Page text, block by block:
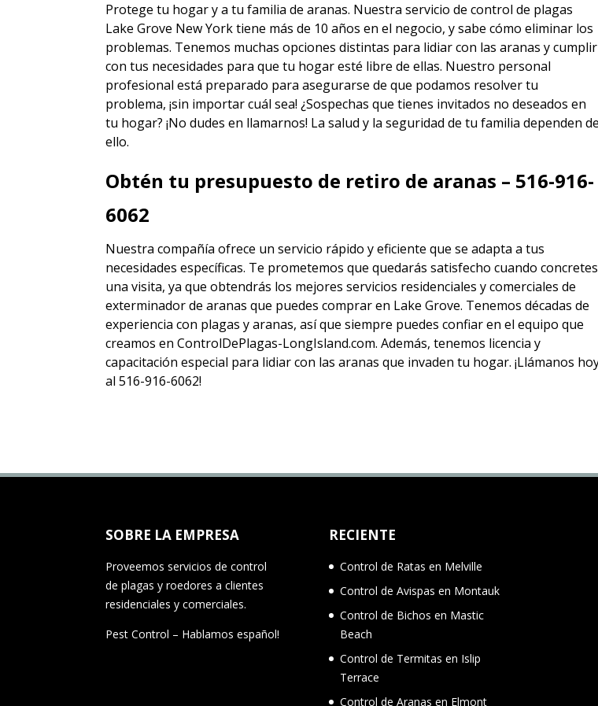
Protege tu hogar y a tu familia de aranas. Nuestra servicio decontrol de plagas
Lake Grove New Yorktiene más de 10 años en el negocio, y sabe cómo eliminar los
problemas. Tenemos muchas opciones distintas para lidiar con las aranas y cumplir
con tus necesidades para que tu hogar esté libre de ellas. Nuestro personal
profesional está preparado para asegurarse de que podamos resolver tu
problema, ¡sin importar cuál sea! ¿Sospechas que tienes invitados no deseados en
tu hogar? ¡No dudes en llamarnos! La salud y la seguridad de tu familia dependen de
ello.
Obtén tu presupuesto de retiro de aranas – 516-916-
6062
Nuestra compañía ofrece un servicio rápido y eficiente que se adapta a tus
necesidades específicas. Te prometemos que quedarás satisfecho cuando concretes
una visita, ya que obtendrás los mejoresservicios residenciales y comerciales de
exterminador de aranas que puedes comprar en Lake Grove. Tenemos décadas de
experiencia con plagas y aranas, así que siempre puedesconfiar en el equipo que
creamos en ControlDePlagas-LongIsland.com. Además, tenemos licencia y
capacitación especial para lidiar con las aranas que invaden tu hogar. ¡Llámanos
al 516-916-6062!
SOBRE LA EMPRESA
Proveemos servicios de control
de plagas y roedores a clientes
residenciales y comerciales.
Pest Control – Hablamos español!
RECIENTE
Control de Ratas en Melville
Control de Avispas en Montauk
Control de Bichos en Mastic
Beach
Control de Termitas en Islip
Terrace
Control de Aranas en Elmont